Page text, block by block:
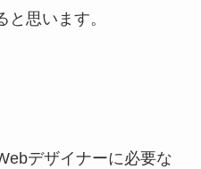
思います。
デザイナーに必要な